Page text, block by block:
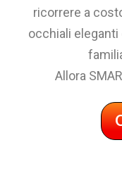
ricorrere a
occhiali eleganti
Allora